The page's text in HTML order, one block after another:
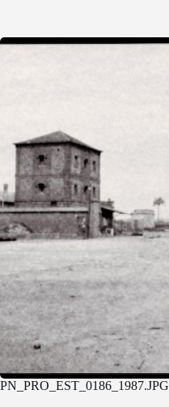
PN_PRO_EST_0186_1987.JPG